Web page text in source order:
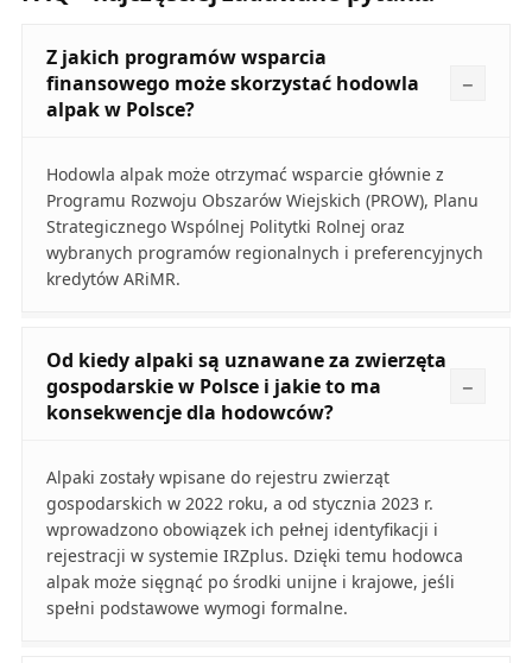
Z jakich programów wsparcia
finansowego może skorzystać hodowla
alpak w Polsce?
Hodowla alpak może otrzymać wsparcie głównie z
Programu Rozwoju Obszarów Wiejskich (PROW), Planu
Strategicznego Wspólnej Politytki Rolnej oraz
wybranych programów regionalnych i preferencyjnych
kredytów ARiMR.
Od kiedy alpaki są uznawane za zwierzęta
gospodarskie w Polsce i jakie to ma
konsekwencje dla hodowców?
Alpaki zostały wpisane do rejestru zwierząt
gospodarskich w 2022 roku, a od stycznia 2023 r.
wprowadzono obowiązek ich pełnej identyfikacji i
rejestracji w systemie IRZplus. Dzięki temu hodowca
alpak może sięgnąć po środki unijne i krajowe, jeśli
spełni podstawowe wymogi formalne.